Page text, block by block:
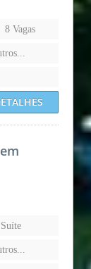
8 Vagas